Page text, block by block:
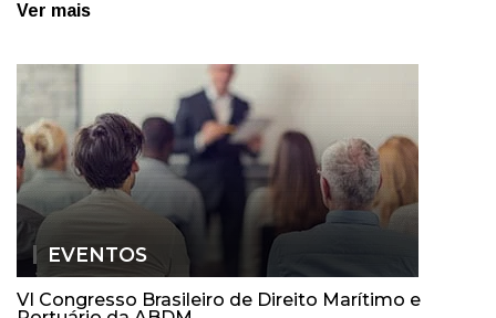
Ver mais
EVENTOS
VI Congresso Brasileiro de Direito Marítimo e